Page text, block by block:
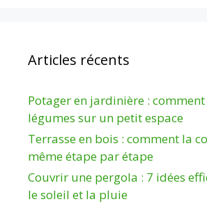
Articles récents
Potager en jardinière :
légumes sur un petit espace
Terrasse en bois : comment la
même étape par étape
Couvrir une pergola : 7 idées
le soleil et la pluie